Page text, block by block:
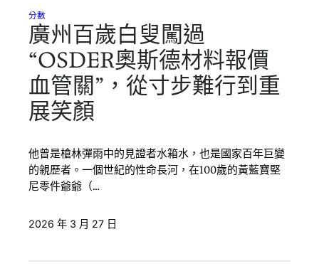
分數
廣州百歲白叟闖過
“OSDER奧斯德材料報價
血管關”，從寸步難行到重
展笑顏
他曾是槍林彈雨中的見證者水箱水，也是國家百年巨變
的親歷者。一個世紀的性命長河，在100歲的黃藍寶堅
尼零件爺爺（…
2026 年 3 月 27 日